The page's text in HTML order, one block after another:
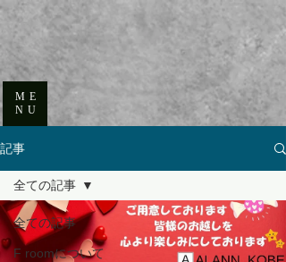
ME
NU
記事
全ての記事
F roomについて
全ての記事